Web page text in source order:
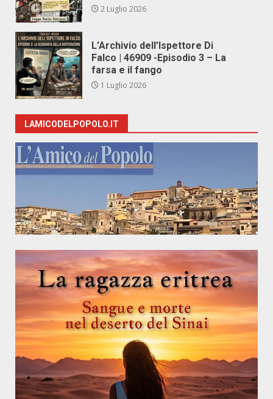
2 Luglio 2026
L’Archivio dell’Ispettore Di
Falco | 46909 -Episodio 3 – La
farsa e il fango
1 Luglio 2026
LAMICODELPOPOLO.IT